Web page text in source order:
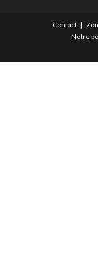
Contact
Notre